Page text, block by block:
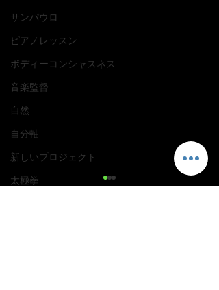
サンパウロ
ピアノレッスン
ボディーコンシャスネス
音楽監督
自然
自分軸
新しいプロジェクト
太極拳